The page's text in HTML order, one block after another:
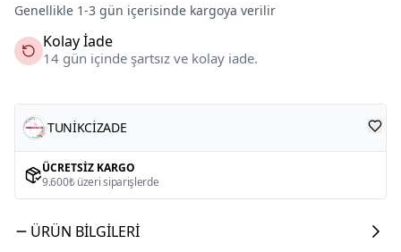
Genellikle 1-3 gün içerisinde kargoya verilir
Kolay İade
14 gün içinde şartsız ve kolay iade.
TUNİKCİZADE
ÜCRETSIZ KARGO
9.600₺ üzeri siparişlerde
ÜRÜN BILGILERI